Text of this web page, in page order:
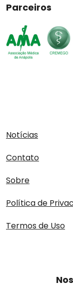
Parceiros
Notícias
Contato
Sobre
Política de
Termos de Uso